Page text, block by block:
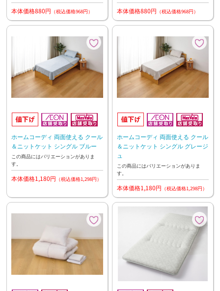
本体価格880円 （税込価格968円） 本体価格880円 （税込価格968円）
ホームコーディ 両面使える クール
＆ニットケット シングル ブルー
この商品にはバリエーションがありま
す。
本体価格1,180円 （税込価格1,298円）
ホームコーディ 両面使える クール
＆ニットケット シングル グレージ
ュ
この商品にはバリエーションがありま
す。
本体価格1,180円 （税込価格1,298円）